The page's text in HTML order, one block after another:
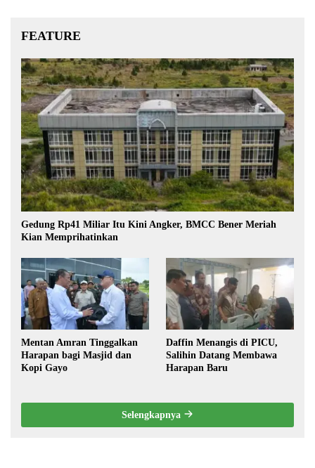
FEATURE
Gedung Rp41 Miliar Itu Kini Angker, BMCC Bener Meriah
Kian Memprihatinkan
Mentan Amran Tinggalkan
Harapan bagi Masjid dan
Kopi Gayo
Daffin Menangis di PICU,
Salihin Datang Membawa
Harapan Baru
Selengkapnya